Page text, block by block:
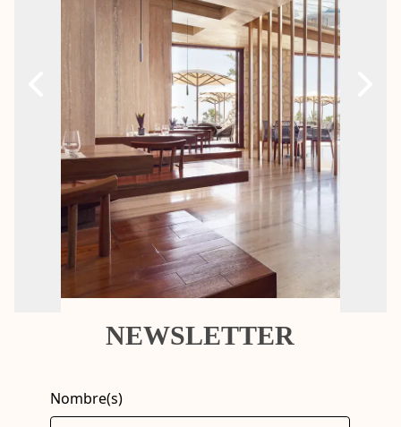
NEWSLETTER
Nombre(s)